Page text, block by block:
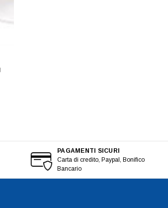
PAGAMENTI SICURI
Carta di credito, Paypal, Bonifico
Bancario